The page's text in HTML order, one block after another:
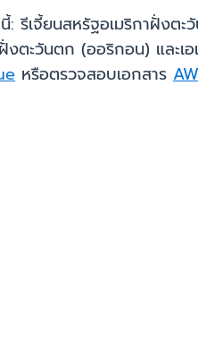
เจี้ยนสหรัฐอเมริกาฝั่งตะวั
ตะวันตก (ออริกอน) และ
หรือตรวจสอบเอกสาร